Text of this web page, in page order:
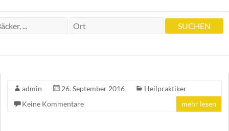
admin 26. September 2016
Heilpraktiker
Keine Kommentare
mehr lesen